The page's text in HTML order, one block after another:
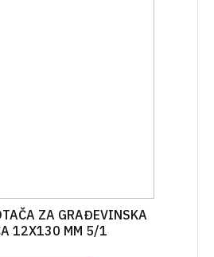
ZA GRAĐEVINSKA
12X130 MM 5/1